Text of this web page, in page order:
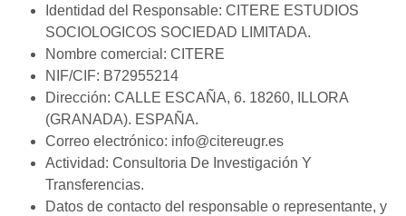
Identidad del Responsable: CITERE ESTUDIOS
SOCIOLOGICOS SOCIEDAD LIMITADA.
Nombre comercial: CITERE
NIF/CIF: B72955214
Dirección: CALLE ESCAÑA, 6. 18260, ILLORA
(GRANADA). ESPAÑA.
Correo electrónico: info@citereugr.es
Actividad: Consultoria De Investigación Y
Transferencias.
Datos de contacto del responsable o representante, y